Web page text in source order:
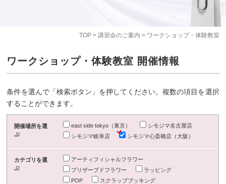
TOP> 講習会のご案内 > ワークショップ・体験教室
ワークショップ・体験教室 開催情報
条件を選んで「検索ボタン」を押してください。複数の項目を選択
することができます。
開催場所を選
ぶ
east side tokyo（東京）
シモジマ名古屋店
シモジマ岐阜店
シモジマ心斎橋店（大阪）
カテゴリを選
ぶ
アーティフィシャルフラワー
プリザーブドフラワー
ラッピング
POP
スクラップブッキング